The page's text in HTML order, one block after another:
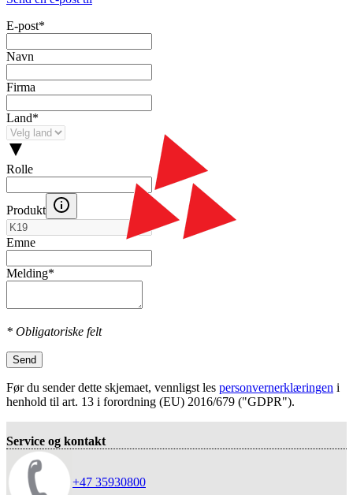
E-post*
Navn
Firma
Land*
Rolle
Produkt
Emne
Melding*
* Obligatoriske felt
Send
Før du sender dette skjemaet, vennligst les personvernerklæringen i
henhold til art. 13 i forordning (EU) 2016/679 ("GDPR").
Service og kontakt
+47 35930800